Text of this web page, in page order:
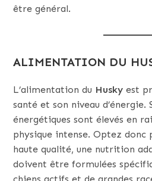
être général.
ALIMENTATION DU
L’alimentation du Husky est
santé et son niveau d’énergie.
énergétiques sont élevés en
physique intense. Optez donc
haute qualité, une nutrition
doivent être formulées
chiens actifs et de grandes